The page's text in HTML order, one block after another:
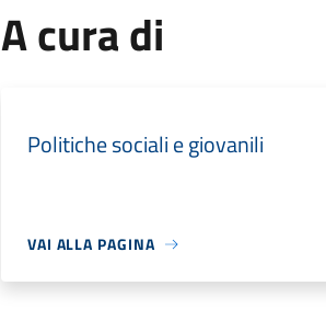
A cura di
Politiche sociali e giovanili
VAI ALLA PAGINA